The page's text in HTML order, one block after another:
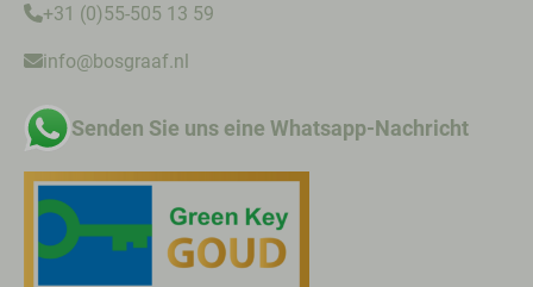
+31 (0)55-505 13 59
info@bosgraaf.nl
Senden Sie uns eine Whatsapp-Nachricht